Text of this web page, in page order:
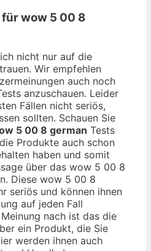
wow 5 00 8
nicht nur auf die
Wir empfehlen
auch noch
anzuschauen. Leider
Fällen nicht seriös,
sollten. Schauen Sie
5 00 8 german Tests
Produkte auch schon
haben und somit
über das wow 5 00 8
Diese wow 5 00 8
seriös und können ihnen
auf jeden Fall
nach ist das die
ein Produkt, die Sie
werden ihnen auch